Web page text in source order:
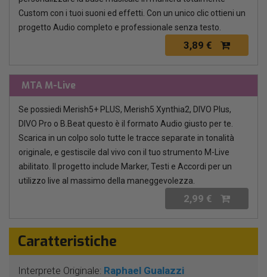
Custom con i tuoi suoni ed effetti. Con un unico clic ottieni un
progetto Audio completo e professionale senza testo.
3,89 €
MTA M-Live
Se possiedi Merish5+ PLUS, Merish5 Xynthia2, DIVO Plus,
DIVO Pro o B.Beat questo è il formato Audio giusto per te.
Scarica in un colpo solo tutte le tracce separate in tonalità
originale, e gestiscile dal vivo con il tuo strumento M-Live
abilitato. Il progetto include Marker, Testi e Accordi per un
utilizzo live al massimo della maneggevolezza.
2,99 €
Caratteristiche
Interprete Originale: Raphael Gualazzi